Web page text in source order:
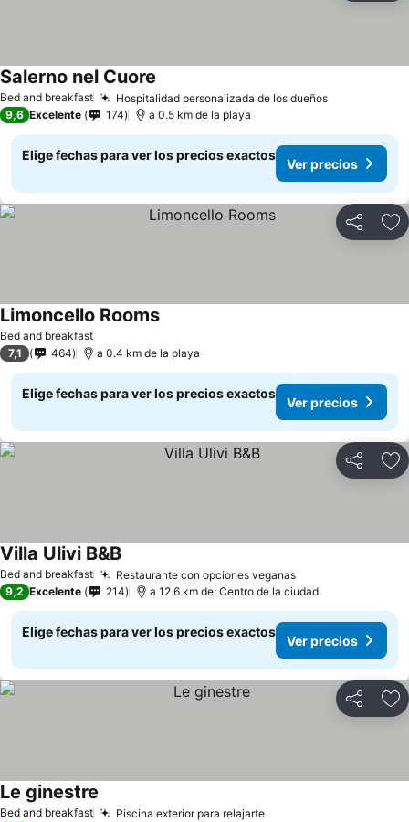
Bed and breakfast Hospitalidad personalizada de los dueños
Salerno nel Cuore
9,6 Excelente 174 a 0.5 km de la playa
Elige fechas para ver los precios exactos
Ver precios
Compartir
Bed and breakfast
Limoncello Rooms
7,1 464 a 0.4 km de la playa
Elige fechas para ver los precios exactos
Ver precios
Compartir
Bed and breakfast Restaurante con opciones veganas
Villa Ulivi B&B
9,2 Excelente 214 a 12.6 km de: Centro de la ciudad
Elige fechas para ver los precios exactos
Ver precios
Compartir
Bed and breakfast Piscina exterior para relajarte
Le ginestre